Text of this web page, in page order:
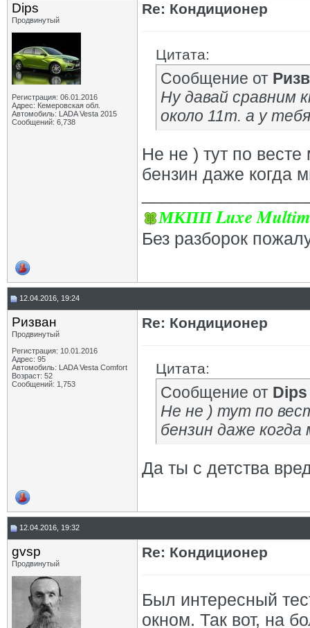
Dips
Продвинутый
Регистрация: 06.01.2016
Адрес: Кемеровская обл.
Автомобиль: LADA Vesta 2015
Сообщений: 6,738
Re: Кондиционер
Цитата:
Сообщение от
Ну давай сравним
около 11т. а у
Не не ) тут по
бензин даже когда
МКПП Luxe
Без разборок
12.04.2016, 19:24
Ризван
Продвинутый
Регистрация: 10.01.2016
Адрес: 95
Автомобиль: LADA Vesta Сomfort
Возраст: 52
Сообщений: 1,753
Re: Кондиционер
Цитата:
Сообщение от Dips
Не не ) тут по
бензин даже
Да ты с детства
12.04.2016, 19:32
gvsp
Продвинутый
Re: Кондиционер
Был интересный
окном. Так вот, на